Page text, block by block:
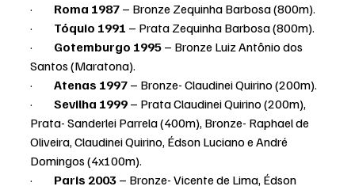
· Roma 1987 – Bronze Zequinha Barbosa (800m).
· Tóquio 1991 – Prata Zequinha Barbosa (800m).
· Gotemburgo 1995 – Bronze Luiz Antônio dos
Santos (Maratona).
· Atenas 1997 – Bronze- Claudinei Quirino (200m).
· Sevilha 1999 – Prata Claudinei Quirino (200m),
Prata- Sanderlei Parrela (400m), Bronze- Raphael de
Oliveira, Claudinei Quirino, Édson Luciano e André
Domingos (4x100m).
· Paris 2003 – Bronze- Vicente de Lima, Édson